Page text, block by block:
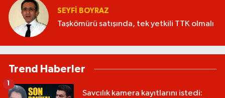
SEYFI BOYRAZ
Taşkömürü satışında, tek yetkili TTK olmalı
Trend Haberler
Savcılık kamera kayıtlarını istedi: